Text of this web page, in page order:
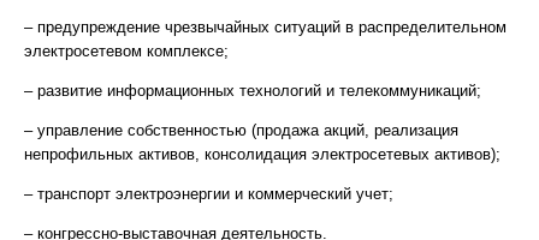
– предупреждение чрезвычайных ситуаций в распределительном
электросетевом комплексе;
– развитие информационных технологий и телекоммуникаций;
– управление собственностью (продажа акций, реализация
непрофильных активов, консолидация электросетевых активов);
– транспорт электроэнергии и коммерческий учет;
– конгрессно-выставочная деятельность.